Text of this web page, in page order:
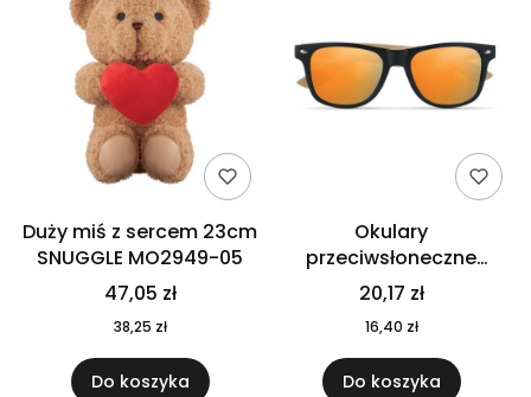
Duży miś z sercem 23cm
SNUGGLE MO2949-05
47,05 zł
38,25 zł
Do koszyka
Okulary
przeciwsłoneczne
CALIFORNIA TOUCH
MO9617-10
20,17 zł
16,40 zł
Do koszyka